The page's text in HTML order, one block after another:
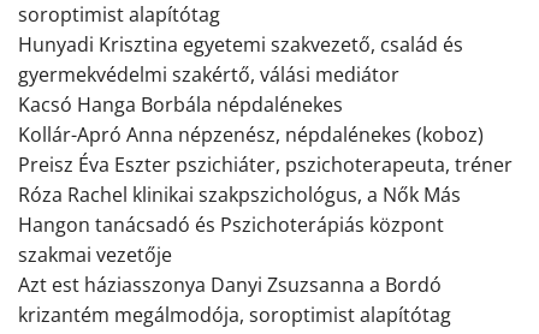
soroptimist alapítótag
Hunyadi Krisztina egyetemi szakvezető, család és
gyermekvédelmi szakértő, válási mediátor
Kacsó Hanga Borbála népdalénekes
Kollár-Apró Anna népzenész, népdalénekes (koboz)
Preisz Éva Eszter pszichiáter, pszichoterapeuta, tréner
Róza Rachel klinikai szakpszichológus, a Nők Más
Hangon tanácsadó és Pszichoterápiás központ
szakmai vezetője
Azt est háziasszonya Danyi Zsuzsanna a Bordó
krizantém megálmodója, soroptimist alapítótag